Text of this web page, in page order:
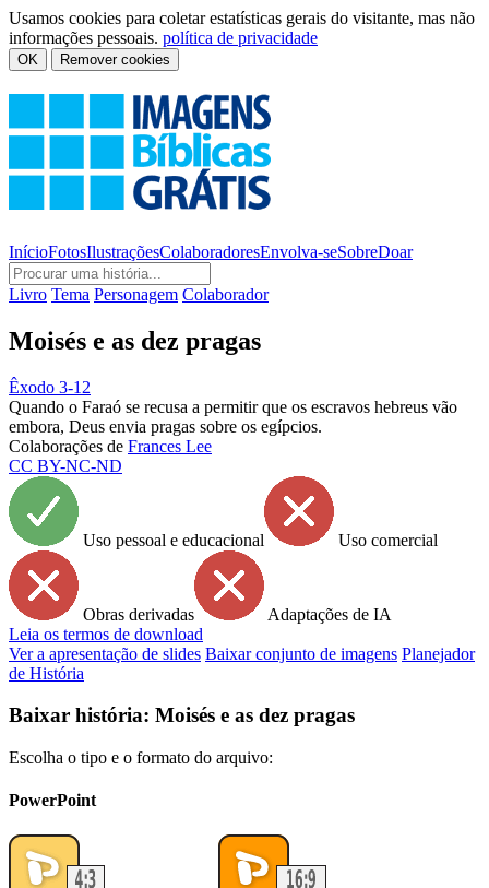
Usamos cookies para coletar estatísticas gerais do visitante, mas não
informações pessoais. política de privacidade
OK Remover cookies
InícioFotosIlustraçõesColaboradoresEnvolva-seSobreDoar
Livro Tema Personagem Colaborador
Moisés e as dez pragas
Êxodo 3-12
Quando o Faraó se recusa a permitir que os escravos hebreus vão
embora, Deus envia pragas sobre os egípcios.
Colaborações de Frances Lee
CC BY-NC-ND
Uso pessoal e educacional Uso comercial
Obras derivadas
Adaptações de IA
Leia os termos de download
Ver a apresentação de slides Baixar conjunto de imagens Planejador
de História
Baixar história: Moisés e as dez pragas
Escolha o tipo e o formato do arquivo:
PowerPoint